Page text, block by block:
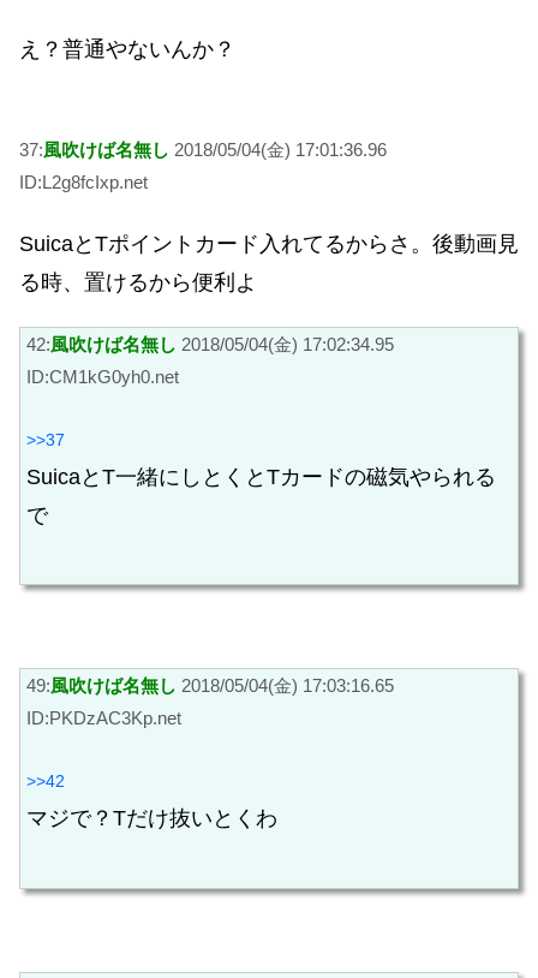
え？普通やないんか？
37:風吹けば名無し 2018/05/04(金) 17:01:36.96
ID:L2g8fcIxp.net
SuicaとTポイントカード入れてるからさ。後動画見
る時、置けるから便利よ
42:風吹けば名無し 2018/05/04(金) 17:02:34.95
ID:CM1kG0yh0.net
>>37
SuicaとT一緒にしとくとTカードの磁気やられる
で
49:風吹けば名無し 2018/05/04(金) 17:03:16.65
ID:PKDzAC3Kp.net
>>42
マジで？Tだけ抜いとくわ